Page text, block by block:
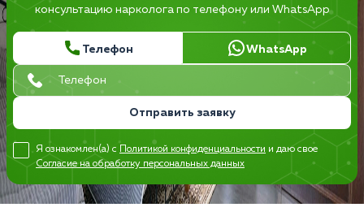
консультацию нарколога по телефону или WhatsApp
Телефон WhatsApp
Отправить заявку
Я ознакомлен(а) с Политикой конфиденциальности и даю свое
Согласие на обработку персональных данных